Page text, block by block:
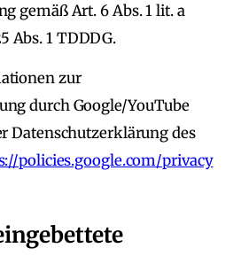
gemäß Art. 6 Abs. 1 lit. a
Abs. 1 TDDDG.
zur
durch Google/YouTube
Datenschutzerklärung des
policies.google.com/privacy